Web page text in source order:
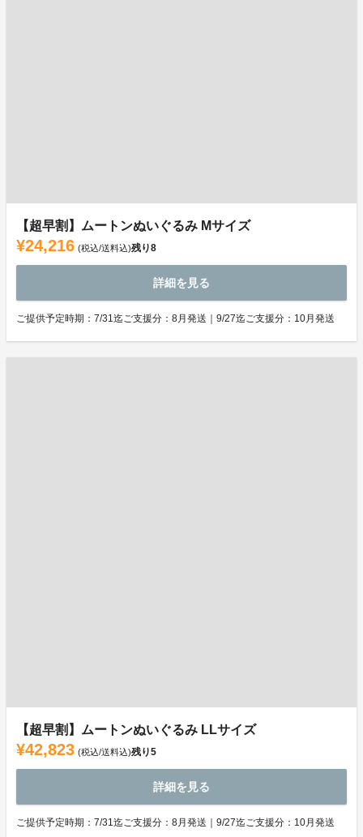
【超早割】ムートンぬいぐるみ Mサイズ
¥24,216 (税込/送料込)残り8
詳細を見る
ご提供予定時期：7/31迄ご支援分：8月発送｜9/27迄ご支援分：10月発送
【超早割】ムートンぬいぐるみ LLサイズ
¥42,823 (税込/送料込)残り5
詳細を見る
ご提供予定時期：7/31迄ご支援分：8月発送｜9/27迄ご支援分：10月発送